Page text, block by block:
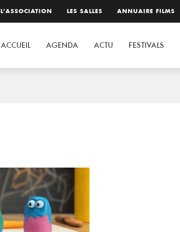
L’ASSOCIATION LES SALLES ANNUAIRE FILMS
ACCUEIL AGENDA ACTU FESTIVALS